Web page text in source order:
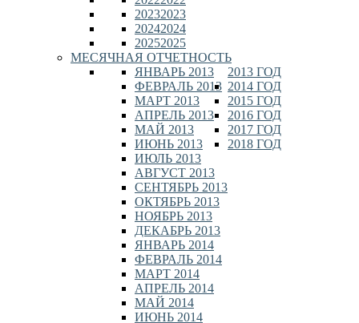
2023
2023
2024
2024
2025
2025
МЕСЯЧНАЯ ОТЧЕТНОСТЬ
2013 ГОД
ЯНВАРЬ 2013
ФЕВРАЛЬ 2013
МАРТ 2013
АПРЕЛЬ 2013
МАЙ 2013
ИЮНЬ 2013
ИЮЛЬ 2013
АВГУСТ 2013
СЕНТЯБРЬ 2013
ОКТЯБРЬ 2013
НОЯБРЬ 2013
ДЕКАБРЬ 2013
2014 ГОД
ЯНВАРЬ 2014
ФЕВРАЛЬ 2014
МАРТ 2014
АПРЕЛЬ 2014
МАЙ 2014
ИЮНЬ 2014
2015 ГОД
2016 ГОД
2017 ГОД
2018 ГОД